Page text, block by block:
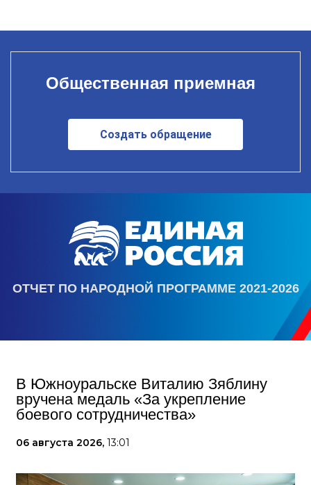
Общественная приемная
Создать обращение
ОТЧЕТ ПО НАРОДНОЙ ПРОГРАММЕ 2021-2026
В Южноуральске Виталию Зяблину
вручена медаль «За укрепление
боевого сотрудничества»
06 августа 2026, 13:01